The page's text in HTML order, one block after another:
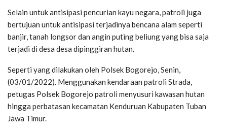
Selain untuk antisipasi pencurian kayu negara, patroli juga
bertujuan untuk antisipasi terjadinya bencana alam seperti
banjir, tanah longsor dan angin puting beliung yang bisa saja
terjadi di desa desa dipinggiran hutan.
Seperti yang dilakukan oleh Polsek Bogorejo, Senin,
(03/01/2022). Menggunakan kendaraan patroli Strada,
petugas Polsek Bogorejo patroli menyusuri kawasan hutan
hingga perbatasan kecamatan Kenduruan Kabupaten Tuban
Jawa Timur.